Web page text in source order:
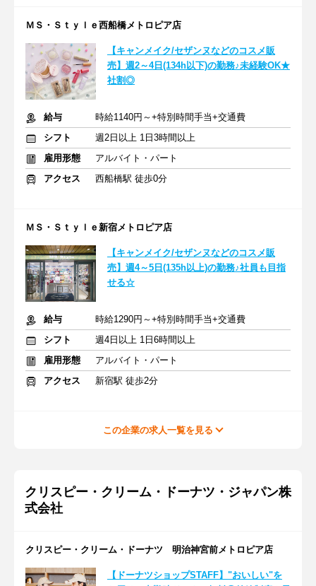
ＭＳ・Ｓｔｙｌｅ西船橋メトロピア店
【キャンメイク/セザンヌなどのコスメ販
売】週2～4日(134h以下)の勤務♪未経験OK★
社割◎
給与
時給1140円～+特別時間手当+交通費
シフト
週2日以上 1日3時間以上
雇用形態
アルバイト・パート
アクセス
西船橋駅 徒歩0分
ＭＳ・Ｓｔｙｌｅ新宿メトロピア店
【キャンメイク/セザンヌなどのコスメ販
売】週4～5日(135h以上)の勤務♪社員も目指
せる☆
給与
時給1290円～+特別時間手当+交通費
シフト
週4日以上 1日6時間以上
雇用形態
アルバイト・パート
アクセス
新宿駅 徒歩2分
この企業の求人一覧を見る
クリスピー・クリーム・ドーナツ・ジャパン株
式会社
クリスピー・クリーム・ドーナツ 明治神宮前メトロピア店
【ドーナツショップSTAFF】"おいしい"を